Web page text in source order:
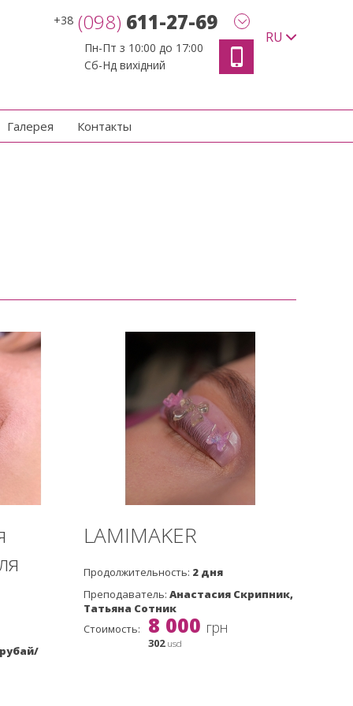
+38 (098) 611-27-69
Пн-Пт з 10:00 до 17:00
Сб-Нд вихідний
RU
Галерея Контакты
LAMIMAKER
Продолжительность: 2 дня
Преподаватель: Анастасия Скрипник,
Татьяна Сотник
Стоимость:
8 000 грн
302usd